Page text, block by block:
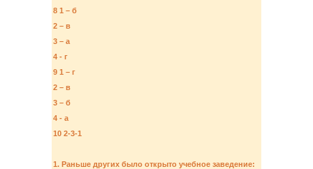
8 1 – б
2 – в
3 – а
4 - г
9 1 – г
2 – в
3 – б
4 - а
10 2-3-1
1. Раньше других было открыто учебное заведение: